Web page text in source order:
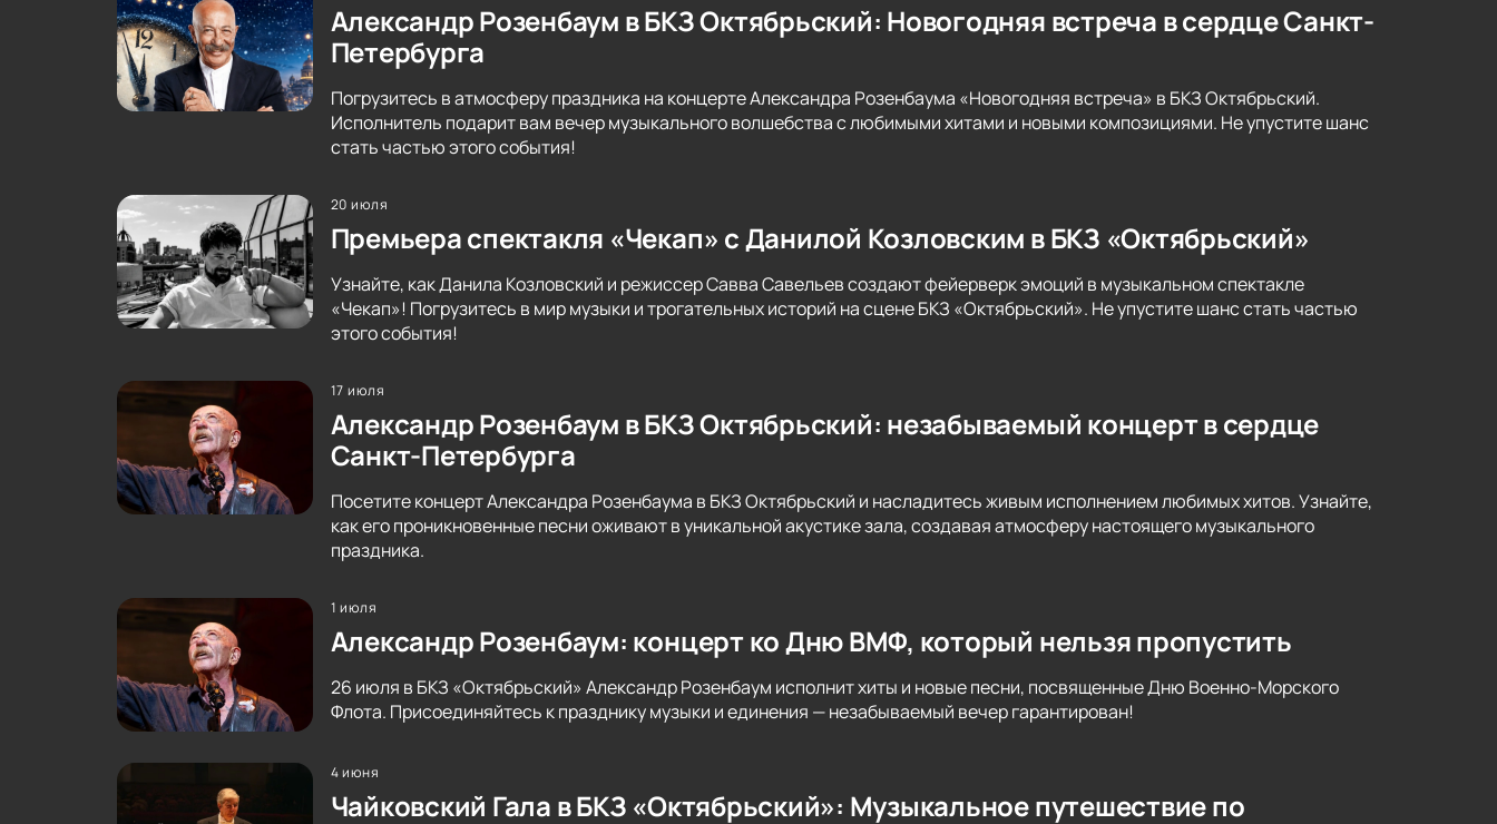
Александр Розенбаум в БКЗ Октябрьский: Новогодняя встреча в сердце Санкт-
Петербурга
Погрузитесь в атмосферу праздника на концерте Александра Розенбаума «Новогодняя встреча» в БКЗ Октябрьский.
Исполнитель подарит вам вечер музыкального волшебства с любимыми хитами и новыми композициями. Не упустите шанс
стать частью этого события!
20 июля
Премьера спектакля «Чекап» с Данилой Козловским в БКЗ «Октябрьский»
Узнайте, как Данила Козловский и режиссер Савва Савельев создают фейерверк эмоций в музыкальном спектакле
«Чекап»! Погрузитесь в мир музыки и трогательных историй на сцене БКЗ «Октябрьский». Не упустите шанс стать частью
этого события!
17 июля
Александр Розенбаум в БКЗ Октябрьский: незабываемый концерт в сердце
Санкт-Петербурга
Посетите концерт Александра Розенбаума в БКЗ Октябрьский и насладитесь живым исполнением любимых хитов. Узнайте,
как его проникновенные песни оживают в уникальной акустике зала, создавая атмосферу настоящего музыкального
праздника.
1 июля
Александр Розенбаум: концерт ко Дню ВМФ, который нельзя пропустить
26 июля в БКЗ «Октябрьский» Александр Розенбаум исполнит хиты и новые песни, посвященные Дню Военно-Морского
Флота. Присоединяйтесь к празднику музыки и единения — незабываемый вечер гарантирован!
4 июня
Чайковский Гала в БКЗ «Октябрьский»: Музыкальное путешествие по